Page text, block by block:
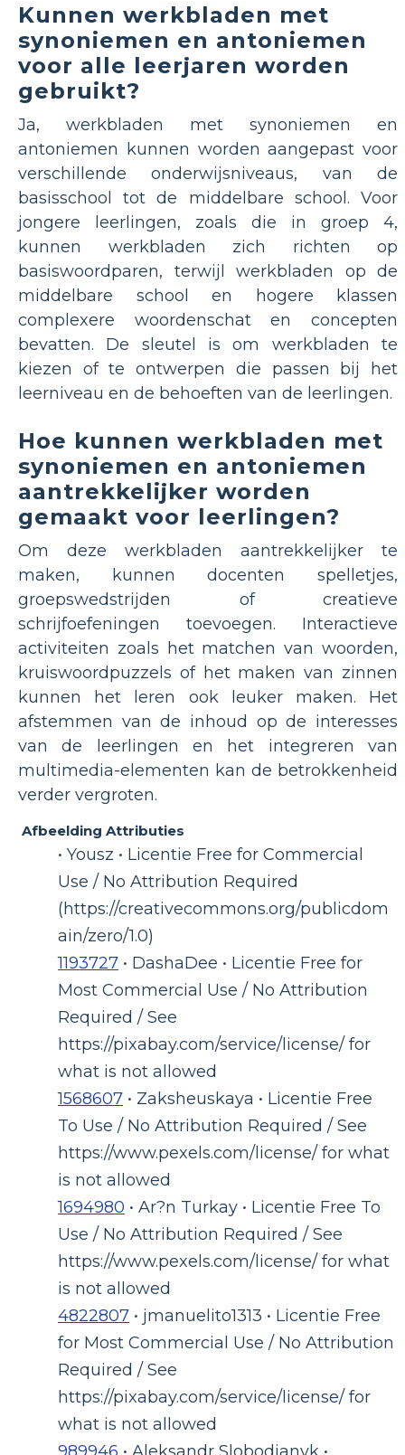
Kunnen werkbladen met
synoniemen en antoniemen
voor alle leerjaren worden
gebruikt?
Ja, werkbladen met synoniemen en
antoniemen kunnen worden aangepast voor
verschillende onderwijsniveaus, van de
basisschool tot de middelbare school. Voor
jongere leerlingen, zoals die in groep 4,
kunnen werkbladen zich richten op
basiswoordparen, terwijl werkbladen op de
middelbare school en hogere klassen
complexere woordenschat en concepten
bevatten. De sleutel is om werkbladen te
kiezen of te ontwerpen die passen bij het
leerniveau en de behoeften van de leerlingen.
Hoe kunnen werkbladen met
synoniemen en antoniemen
aantrekkelijker worden
gemaakt voor leerlingen?
Om deze werkbladen aantrekkelijker te
maken, kunnen docenten spelletjes,
groepswedstrijden of creatieve
schrijfoefeningen toevoegen. Interactieve
activiteiten zoals het matchen van woorden,
kruiswoordpuzzels of het maken van zinnen
kunnen het leren ook leuker maken. Het
afstemmen van de inhoud op de interesses
van de leerlingen en het integreren van
multimedia-elementen kan de betrokkenheid
verder vergroten.
Afbeelding Attributies
• Yousz • Licentie Free for Commercial
Use / No Attribution Required
(https://creativecommons.org/publicdom
ain/zero/1.0)
1193727 • DashaDee • Licentie Free for
Most Commercial Use / No Attribution
Required / See
https://pixabay.com/service/license/ for
what is not allowed
1568607 • Zaksheuskaya • Licentie Free
To Use / No Attribution Required / See
https://www.pexels.com/license/ for what
is not allowed
1694980 • Ar?n Turkay • Licentie Free To
Use / No Attribution Required / See
https://www.pexels.com/license/ for what
is not allowed
4822807 • jmanuelito1313 • Licentie Free
for Most Commercial Use / No Attribution
Required / See
https://pixabay.com/service/license/ for
what is not allowed